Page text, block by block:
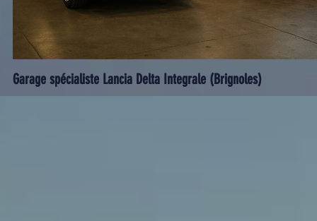
Garage spécialiste Lancia Delta Integrale (Brignoles)